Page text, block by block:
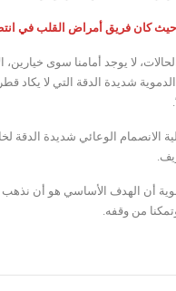
فريق أمراض القلب في
لا يوجد أمامنا سوى خيارين،
أن الهدف الأساسي هو أن نذهب
من وقفه.